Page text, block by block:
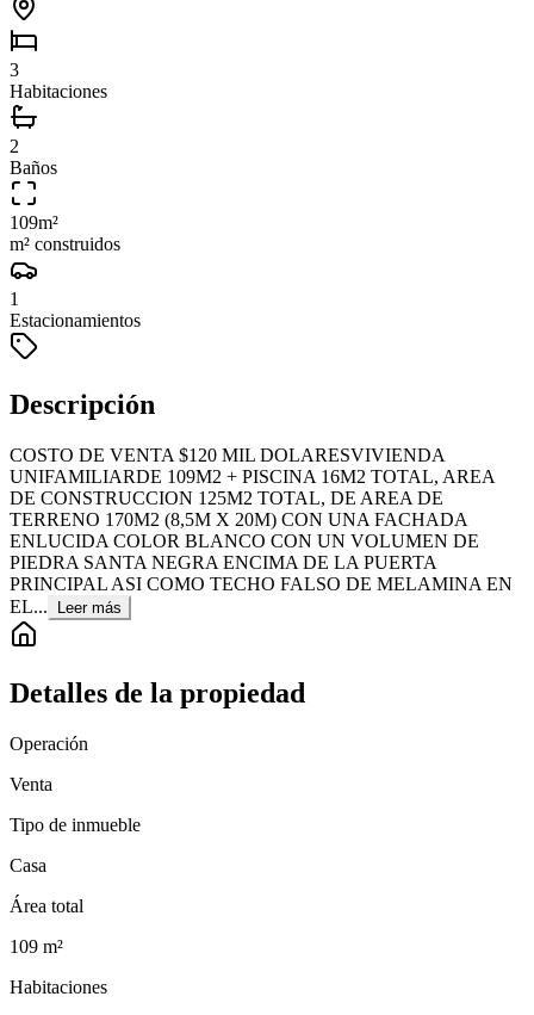
3
Habitaciones
2
Baños
109m²
m² construidos
1
Estacionamientos
Descripción
COSTO DE VENTA $120 MIL DOLARESVIVIENDA
UNIFAMILIARDE 109M2 + PISCINA 16M2 TOTAL, AREA
DE CONSTRUCCION 125M2 TOTAL, DE AREA DE
TERRENO 170M2 (8,5M X 20M) CON UNA FACHADA
ENLUCIDA COLOR BLANCO CON UN VOLUMEN DE
PIEDRA SANTA NEGRA ENCIMA DE LA PUERTA
PRINCIPAL ASI COMO TECHO FALSO DE MELAMINA EN
EL...
Leer más
Detalles de la propiedad
Operación
Venta
Tipo de inmueble
Casa
Área total
109 m²
Habitaciones